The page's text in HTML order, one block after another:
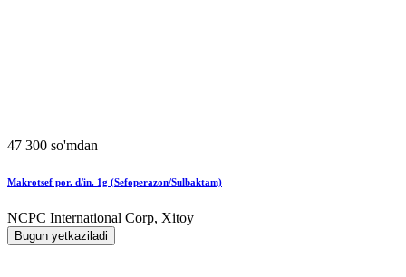
47 300 so'mdan
Makrotsef por. d/in. 1g (Sefoperazon/Sulbaktam)
NCPC International Corp, Xitoy
Bugun yetkaziladi